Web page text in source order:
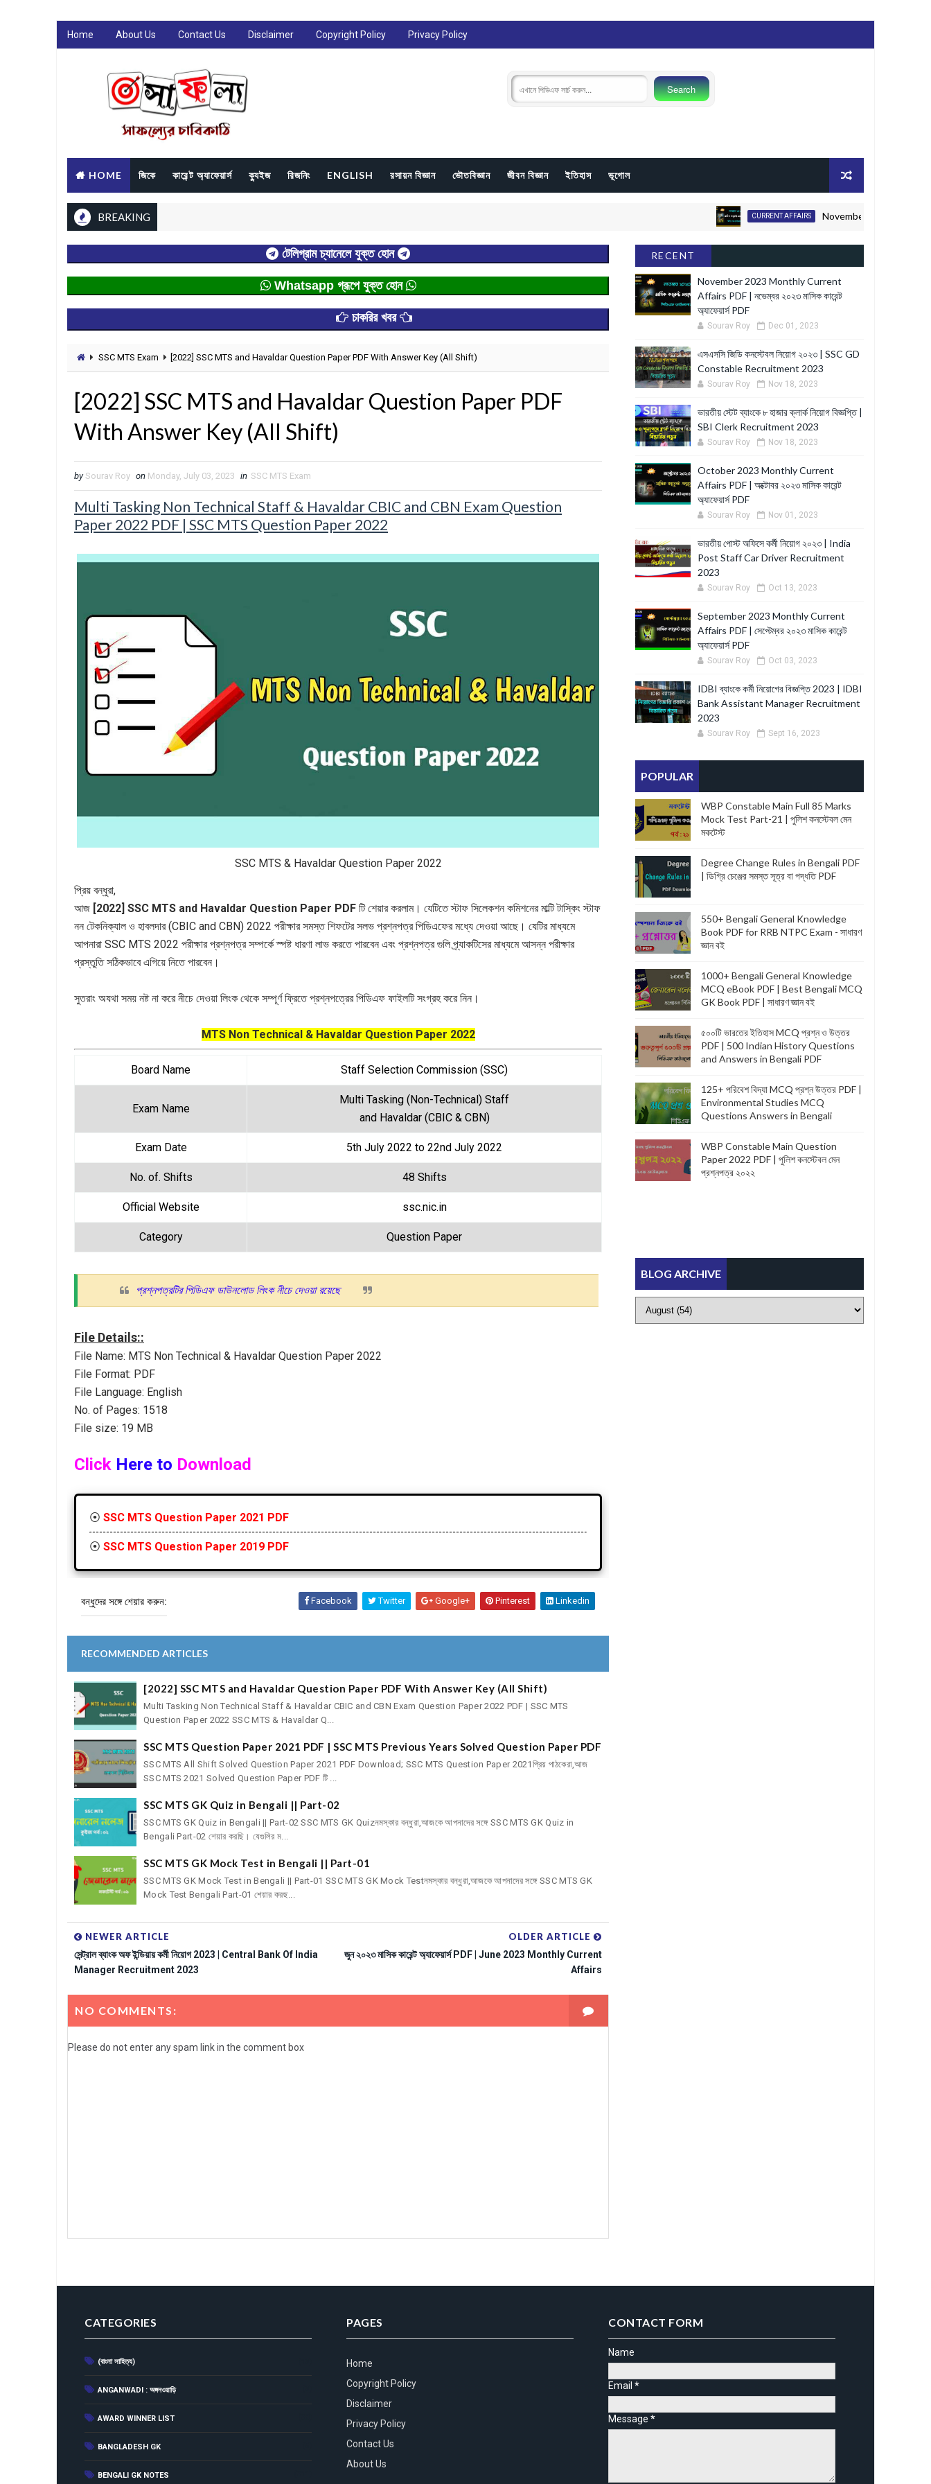
Home About Us Contact Us Disclaimer Copyright Policy Privacy Policy
HOME জিকে কারেন্ট অ্যাফেয়ার্স ক্যুইজ রিজনিং ENGLISH রসায়ন বিজ্ঞান ভৌতবিজ্ঞান জীবন বিজ্ঞান ইতিহাস ভূগোল
BREAKING CURRENT AFFAIRS November 2023 Monthly Current
টেলিগ্রাম চ্যানেলে যুক্ত হোন
Whatsapp গ্রূপে যুক্ত হোন
চাকরির খবর
SSC MTS Exam [2022] SSC MTS and Havaldar Question Paper PDF With Answer Key (All Shift)
[2022] SSC MTS and Havaldar Question Paper PDF
With Answer Key (All Shift)
by Sourav Roy on Monday, July 03, 2023 in SSC MTS Exam
Multi Tasking Non Technical Staff & Havaldar CBIC and CBN Exam Question
Paper 2022 PDF | SSC MTS Question Paper 2022
SSC MTS & Havaldar Question Paper 2022
প্রিয় বন্ধুরা,
আজ [2022] SSC MTS and Havaldar Question Paper PDF টি শেয়ার করলাম। যেটিতে স্টাফ সিলেকশন কমিশনের মাল্টি টাস্কিং স্টাফ
নন টেকনিক্যাল ও হাবলদার (CBIC and CBN) 2022 পরীক্ষার সমস্ত শিফটের সলভ প্রশ্নপত্র পিডিএফের মধ্যে দেওয়া আছে। যেটির মাধ্যমে
আপনারা SSC MTS 2022 পরীক্ষার প্রশ্নপত্র সম্পর্কে স্পষ্ট ধারণা লাভ করতে পারবেন এবং প্রশ্নপত্র গুলি প্র্যাকটিসের মাধ্যমে আসন্ন পরীক্ষার
প্রস্তুতি সঠিকভাবে এগিয়ে নিতে পারবেন।
সুতরাং অযথা সময় নষ্ট না করে নীচে দেওয়া লিংক থেকে সম্পূর্ণ ফ্রিতে প্রশ্নপত্রের পিডিএফ ফাইলটি সংগ্রহ করে নিন।
MTS Non Technical & Havaldar Question Paper 2022
Board Name Staff Selection Commission (SSC)
Exam Name
Multi Tasking (Non-Technical) Staff
and Havaldar (CBIC & CBN)
Exam Date 5th July 2022 to 22nd July 2022
No. of. Shifts 48 Shifts
Official Website ssc.nic.in
Category Question Paper
প্রশ্নপত্রটির পিডিএফ ডাউনলোড লিংক নীচে দেওয়া রয়েছে
File Details::
File Name: MTS Non Technical & Havaldar Question Paper 2022
File Format: PDF
File Language: English
No. of Pages: 1518
File size: 19 MB
Click Here to Download
⦿ SSC MTS Question Paper 2021 PDF
⦿ SSC MTS Question Paper 2019 PDF
বন্ধুদের সঙ্গে শেয়ার করুন: Facebook Twitter Google+ Pinterest Linkedin
RECOMMENDED ARTICLES
[2022] SSC MTS and Havaldar Question Paper PDF With Answer Key (All Shift)
Multi Tasking Non Technical Staff & Havaldar CBIC and CBN Exam Question Paper 2022 PDF | SSC MTS
Question Paper 2022 SSC MTS & Havaldar Q...
SSC MTS Question Paper 2021 PDF | SSC MTS Previous Years Solved Question Paper PDF
SSC MTS All Shift Solved Question Paper 2021 PDF Download; SSC MTS Question Paper 2021প্রিয় পাঠকেরা,আজ
SSC MTS 2021 Solved Question Paper PDF টি ...
SSC MTS GK Quiz in Bengali || Part-02
SSC MTS GK Quiz in Bengali || Part-02 SSC MTS GK Quizনমস্কার বন্ধুরা,আজকে আপনাদের সঙ্গে SSC MTS GK Quiz in
Bengali Part-02 শেয়ার করছি। যেগুলির ম...
SSC MTS GK Mock Test in Bengali || Part-01
SSC MTS GK Mock Test in Bengali || Part-01 SSC MTS GK Mock Testনমস্কার বন্ধুরা,আজকে আপনাদের সঙ্গে SSC MTS GK
Mock Test Bengali Part-01 শেয়ার করছ...
NEWER ARTICLE
সেন্ট্রাল ব্যাংক অফ ইন্ডিয়ায় কর্মী নিয়োগ 2023 | Central Bank Of India
Manager Recruitment 2023
OLDER ARTICLE
জুন ২০২৩ মাসিক কারেন্ট অ্যাফেয়ার্স PDF | June 2023 Monthly Current
Affairs
NO COMMENTS:
Please do not enter any spam link in the comment box
RECENT
November 2023 Monthly Current
Affairs PDF | নভেম্বর ২০২৩ মাসিক কারেন্ট
অ্যাফেয়ার্স PDF
Sourav Roy Dec 01, 2023
এসএসসি জিডি কনস্টেবল নিয়োগ ২০২৩ | SSC GD
Constable Recruitment 2023
Sourav Roy Nov 18, 2023
ভারতীয় স্টেট ব্যাংকে ৮ হাজার ক্লার্ক নিয়োগ বিজ্ঞপ্তি |
SBI Clerk Recruitment 2023
Sourav Roy Nov 18, 2023
October 2023 Monthly Current
Affairs PDF | অক্টোবর ২০২৩ মাসিক কারেন্ট
অ্যাফেয়ার্স PDF
Sourav Roy Nov 01, 2023
ভারতীয় পোস্ট অফিসে কর্মী নিয়োগ ২০২৩ | India
Post Staff Car Driver Recruitment
2023
Sourav Roy Oct 13, 2023
September 2023 Monthly Current
Affairs PDF | সেপ্টেম্বর ২০২৩ মাসিক কারেন্ট
অ্যাফেয়ার্স PDF
Sourav Roy Oct 03, 2023
IDBI ব্যাংকে কর্মী নিয়োগের বিজ্ঞপ্তি 2023 | IDBI
Bank Assistant Manager Recruitment
2023
Sourav Roy Sept 16, 2023
POPULAR
WBP Constable Main Full 85 Marks
Mock Test Part-21 | পুলিশ কনস্টেবল মেন
মকটেস্ট
Degree Change Rules in Bengali PDF
| ডিগ্রি চেঞ্জের সমস্ত সূত্র বা পদ্ধতি PDF
550+ Bengali General Knowledge
Book PDF for RRB NTPC Exam - সাধারণ
জ্ঞান বই
1000+ Bengali General Knowledge
MCQ eBook PDF | Best Bengali MCQ
GK Book PDF | সাধারণ জ্ঞান বই
৫০০টি ভারতের ইতিহাস MCQ প্রশ্ন ও উত্তর
PDF | 500 Indian History Questions
and Answers in Bengali PDF
125+ পরিবেশ বিদ্যা MCQ প্রশ্ন উত্তর PDF |
Environmental Studies MCQ
Questions Answers in Bengali
WBP Constable Main Question
Paper 2022 PDF | পুলিশ কনস্টেবল মেন
প্রশ্নপত্র ২০২২
BLOG ARCHIVE
CATEGORIES
(বাংলা সাহিত্য)
ANGANWADI : অঙ্গনওয়াড়ি
AWARD WINNER LIST
BANGLADESH GK
BENGALI GK NOTES
PAGES
Home
Copyright Policy
Disclaimer
Privacy Policy
Contact Us
About Us
CONTACT FORM
Name
Email *
Message *